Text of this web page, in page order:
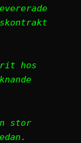
hos
stor